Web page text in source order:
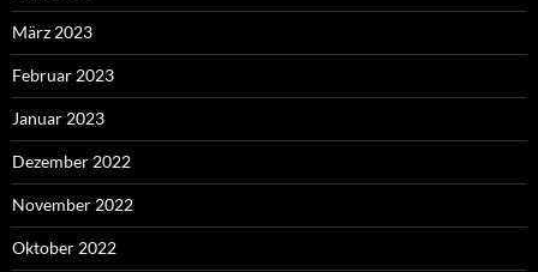
März 2023
Februar 2023
Januar 2023
Dezember 2022
November 2022
Oktober 2022